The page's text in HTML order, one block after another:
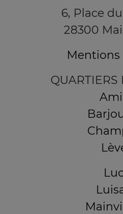
6, Place
28300
Mentions
QUARTIERS